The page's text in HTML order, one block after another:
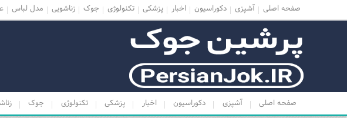
صفحه اصلی آشپزی دکوراسیون اخبار پزشکی تکنولوژی جوک زناشویی مدل لباس
صفحه اصلی آشپزی دکوراسیون اخبار پزشکی تکنولوژی جوک
اصلی